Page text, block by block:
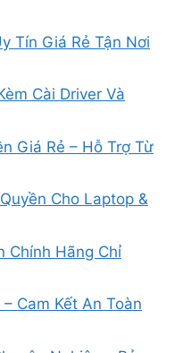
Tín Giá Rẻ Tận Nơi
Cài Driver Và
Giá Rẻ – Hỗ Trợ Từ
Cho Laptop &
Chính Hãng Chỉ
Cam Kết An Toàn